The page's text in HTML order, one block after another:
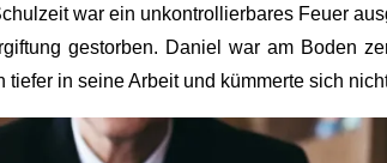
war ein unkontrollierbares Feuer
gestorben. Daniel war am Boden
tiefer in seine Arbeit und kümmerte sich